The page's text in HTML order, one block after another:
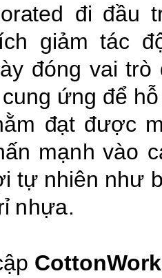
đi đầu
giảm tác
đóng vai trò
cung ứng để hỗ
đạt được
mạnh vào
tự nhiên như
nhựa.